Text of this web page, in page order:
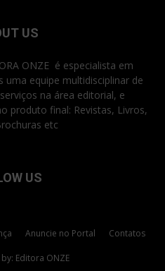
US
ONZE é especialista em
uma equipe multidisciplinar de
na área editorial, e
produto final: Revistas, Livros,
etc
US
Anuncie no Portal Contatos
Editora ONZE